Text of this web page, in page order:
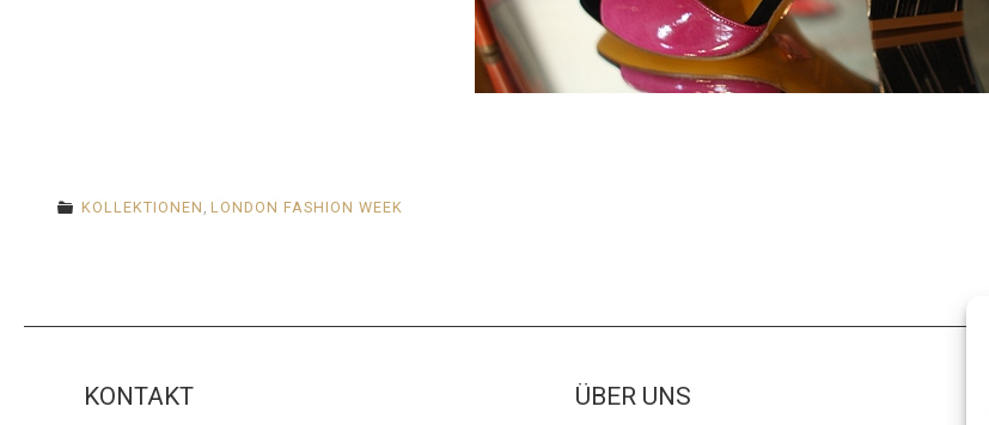
KOLLEKTIONEN LONDON FASHION WEEK
KONTAKT ÜBER UNS